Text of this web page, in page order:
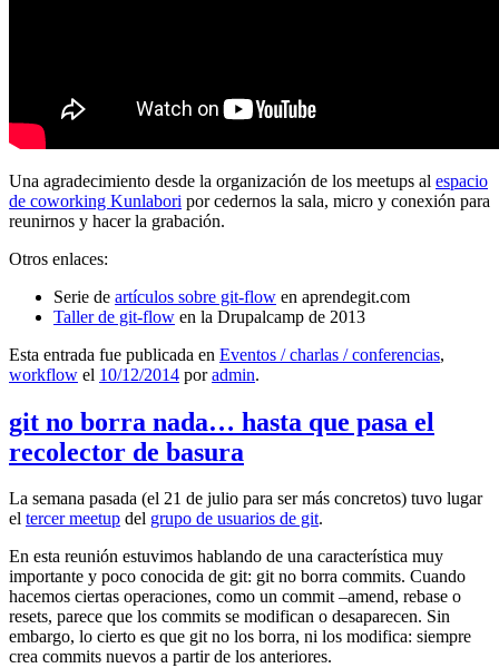
Una agradecimiento desde la organización de los meetups al espacio
de coworking Kunlabori por cedernos la sala, micro y conexión para
reunirnos y hacer la grabación.
Otros enlaces:
Serie de artículos sobre git-flow en aprendegit.com
Taller de git-flow en la Drupalcamp de 2013
Esta entrada fue publicada en Eventos / charlas / conferencias,
workflow el 10/12/2014 poradmin.
git no borra nada… hasta que pasa el
recolector de basura
La semana pasada (el 21 de julio para ser más concretos) tuvo lugar
el tercer meetup del grupo de usuarios de git.
En esta reunión estuvimos hablando de una característica muy
importante y poco conocida de git: git no borra commits. Cuando
hacemos ciertas operaciones, como un commit –amend, rebase o
resets, parece que los commits se modifican o desaparecen. Sin
embargo, lo cierto es que git no los borra, ni los modifica: siempre
crea commits nuevos a partir de los anteriores.